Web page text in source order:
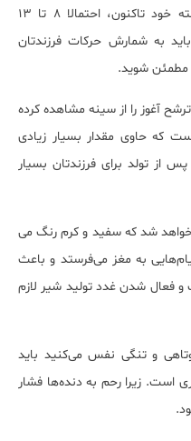
معمول از ابتدای بارداری هفته به هفته خود تاکنون، احتمالا 8 تا 13
به شمارش حرکات فرزندتان
مطمئن شوید.
آغوز را از سینه مشاهده کرده
که حاوی مقدار بسیار زیادی
از تولد برای فرزندتان بسیار
شد که سفید و کرم رنگ می
به مغز می‌فرستد و باعث
و فعال شدن غدد تولید شیر لازم
احساس کوتاهی و تنگی نفس می‌کنید باید
است. زیرا رحم به دنده‌ها فشار